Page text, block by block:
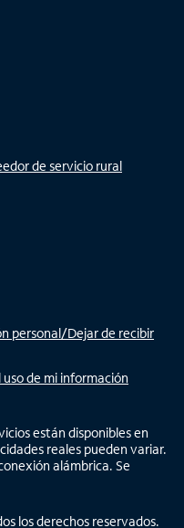
de servicio rural
personal/Dejar de recibir
de mi información
están disponibles en
reales pueden variar.
alámbrica. Se
los derechos reservados.